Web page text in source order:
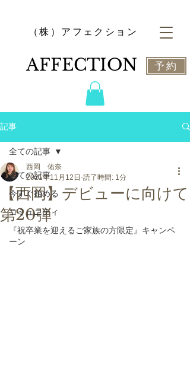
​（株）アフェクション
​AFFECTION 予約
記事
全ての記事
今すぐ始める
コミュニティ
『祝卒業を迎えるご家族の方限定』キャンペ
ーン
全ての記事
【西岡】デビューに向けて
第20弾
西岡 佑奈
2021年11月12日 読了時間: 1分